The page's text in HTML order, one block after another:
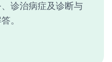
诊治病症及诊断与
。